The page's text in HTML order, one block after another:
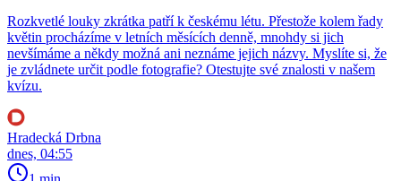
Rozkvetlé louky zkrátka patří k českému létu. Přestože kolem řady
květin procházíme v letních měsících denně, mnohdy si jich
nevšímáme a někdy možná ani neznáme jejich názvy. Myslíte si, že
je zvládnete určit podle fotografie? Otestujte své znalosti v našem
kvízu.
Hradecká Drbna
dnes, 04:55